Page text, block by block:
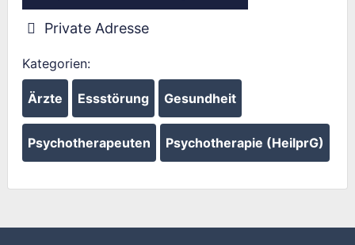
Private Adresse
Kategorien:
Ärzte Essstörung Gesundheit
Psychotherapeuten Psychotherapie (HeilprG)